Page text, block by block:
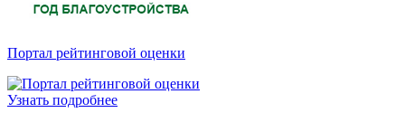
Портал рейтинговой оценки
Узнать подробнее